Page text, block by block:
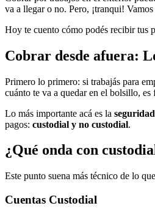
va a llegar o no. Pero, ¡tranqui!
Hoy te cuento cómo podés recibir tus
Cobrar desde afuera:
Primero lo primero: si trabajás para
cuánto te va a quedar en el bolsillo,
Lo más importante acá es la
pagos: custodial y no custodial.
¿Qué onda con
Este punto suena más técnico de lo
Cuentas Custodial